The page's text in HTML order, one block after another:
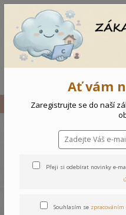
Vše Dětský komplet
Dětský
Ať vám
Zaregistrujte se do naší
Přeji si odebírat novinky e-
Souhlasím se